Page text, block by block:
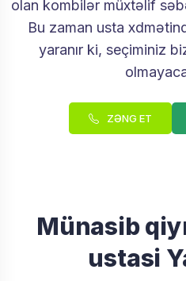
olan kombilər müxtəlif
Bu zaman usta
yaranır ki, seçiminiz
ZƏNG ET
Münasib
ustasi